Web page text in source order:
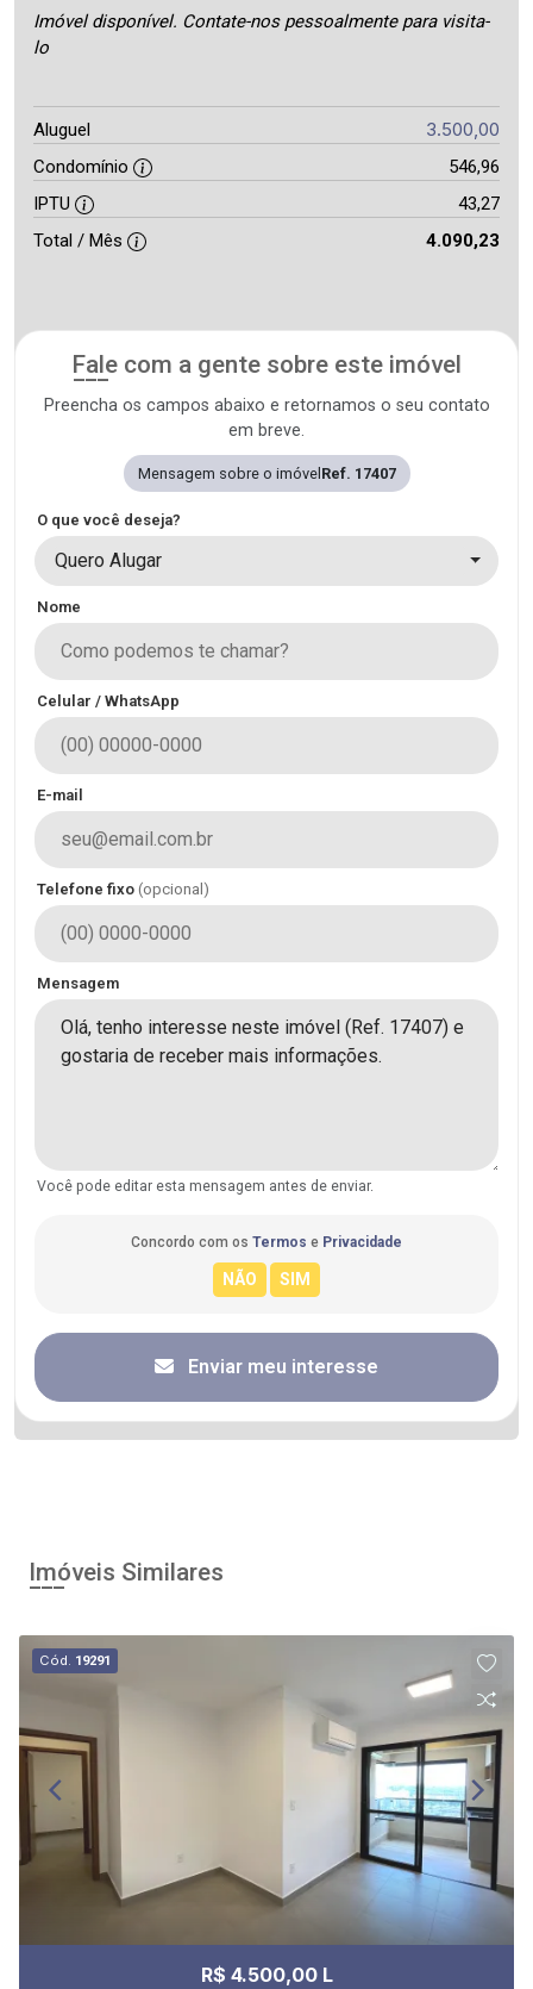
Imóvel disponível. Contate-nos pessoalmente para visita-
lo
Aluguel 3.500,00
Condomínio
546,96
IPTU
43,27
Total / Mês
4.090,23
Fale com a gente sobre este imóvel
Preencha os campos abaixo e retornamos o seu contato
em breve.
Mensagem sobre o imóvel Ref. 17407
O que você deseja?
Quero Alugar
Nome
Celular / WhatsApp
E-mail
Telefone fixo (opcional)
Mensagem
Você pode editar esta mensagem antes de enviar.
Concordo com os Termos e Privacidade
Enviar meu interesse
Imóveis Similares
Cód. 19291
R$ 4.500,00 L